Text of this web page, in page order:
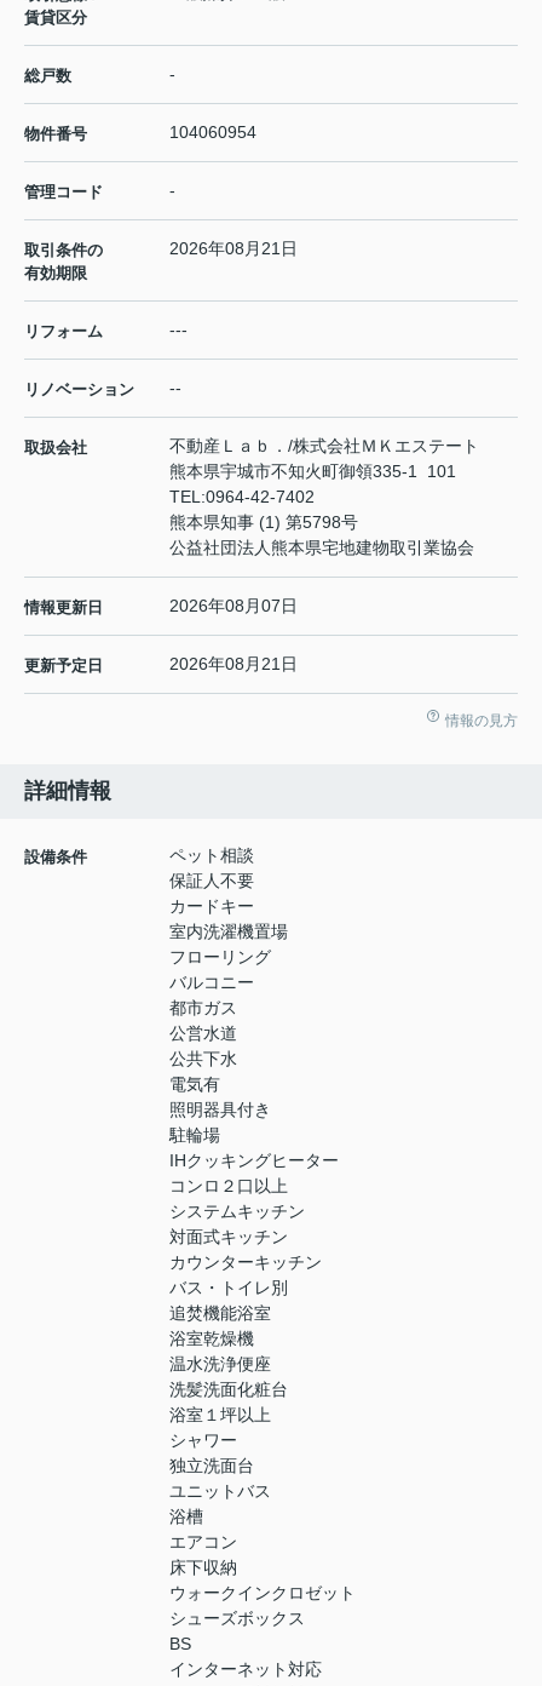
賃貸区分
総戸数 -
物件番号 104060954
管理コード -
取引条件の
有効期限
2026年08月21日
リフォーム ---
リノベーション --
取扱会社
不動産Ｌａｂ．/株式会社ＭＫエステート
熊本県宇城市不知火町御領335-1 101
TEL:0964-42-7402
熊本県知事 (1) 第5798号
公益社団法人熊本県宅地建物取引業協会
情報更新日 2026年08月07日
更新予定日 2026年08月21日
情報の見方
詳細情報
設備条件
ペット相談
保証人不要
カードキー
室内洗濯機置場
フローリング
バルコニー
都市ガス
公営水道
公共下水
電気有
照明器具付き
駐輪場
IHクッキングヒーター
コンロ２口以上
システムキッチン
対面式キッチン
カウンターキッチン
バス・トイレ別
追焚機能浴室
浴室乾燥機
温水洗浄便座
洗髪洗面化粧台
浴室１坪以上
シャワー
独立洗面台
ユニットバス
浴槽
エアコン
床下収納
ウォークインクロゼット
シューズボックス
BS
インターネット対応